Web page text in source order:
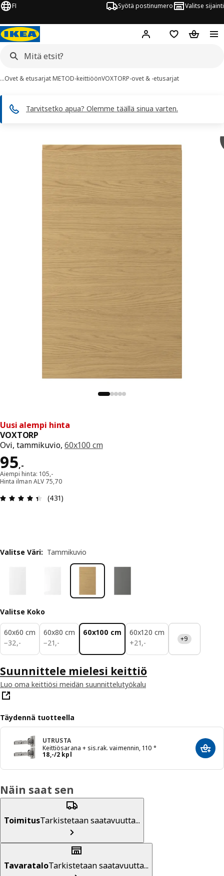
FI Syötä postinumero Valitse sijainti
Hej! Kirjaudu sisään
Suosikit
…Ovet & etusarjat METOD-keittiöönVOXTORP-ovet & -etusarjat
Tarvitsetko apua? Olemme täällä sinua varten.
kuvaa
Uusi alempi hinta
VOXTORP
Ovi, tammikuvio,60x100 cm
95,-
Hinta 95,-
Aiempi hinta: 105,-
Hinta ilman ALV 75,70
: 4.4 / 5 tähteä. Arvostelut yhteensä: 431
(431)
Valitse Väri: Tammikuvio
Valitse Koko
60x60 cm
−32,-
32,-
60x80 cm
−21,-
21,-
60x100 cm
60x120 cm
+21,-
21,- +9
Suunnittele mielesi keittiö
Luo oma keittiösi meidän suunnittelutyökalu
Täydennä tuotteella
UTRUSTA
Keittiösarana + sis.rak. vaimennin, 110 °
18,-/2 kpl
Hinta 18,-/2 kpl
Näin saat sen
ToimitusTarkistetaan saatavuutta...
TavarataloTarkistetaan saatavuutta...